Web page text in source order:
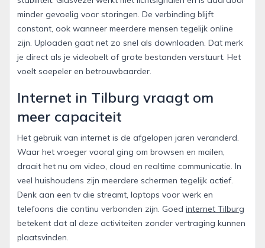
minder gevoelig voor storingen. De verbinding blijft
constant, ook wanneer meerdere mensen tegelijk online
zijn. Uploaden gaat net zo snel als downloaden. Dat merk
je direct als je videobelt of grote bestanden verstuurt. Het
voelt soepeler en betrouwbaarder.
Internet in Tilburg vraagt om
meer capaciteit
Het gebruik van internet is de afgelopen jaren veranderd.
Waar het vroeger vooral ging om browsen en mailen,
draait het nu om video, cloud en realtime communicatie. In
veel huishoudens zijn meerdere schermen tegelijk actief.
Denk aan een tv die streamt, laptops voor werk en
telefoons die continu verbonden zijn. Goed internet Tilburg
betekent dat al deze activiteiten zonder vertraging kunnen
plaatsvinden.